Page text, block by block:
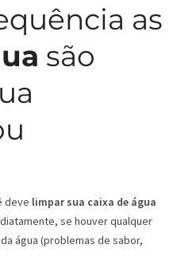
as
são
deve limpar sua caixa de água
se houver qualquer
água (problemas de sabor,